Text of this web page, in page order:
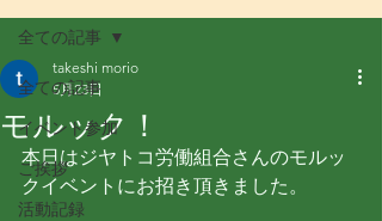
全ての記事
イベント参加
ご挨拶
活動記録
全ての記事
モルック！
takeshi morio
5月23日
本日はジヤトコ労働組合さんのモルッ
クイベントにお招き頂きました。